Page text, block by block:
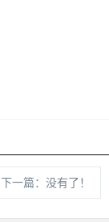
下一篇：没有了！